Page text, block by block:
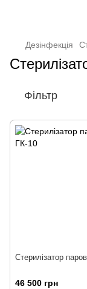
Дезінфекція
Фільтр
Стерилізатор
46 500 грн